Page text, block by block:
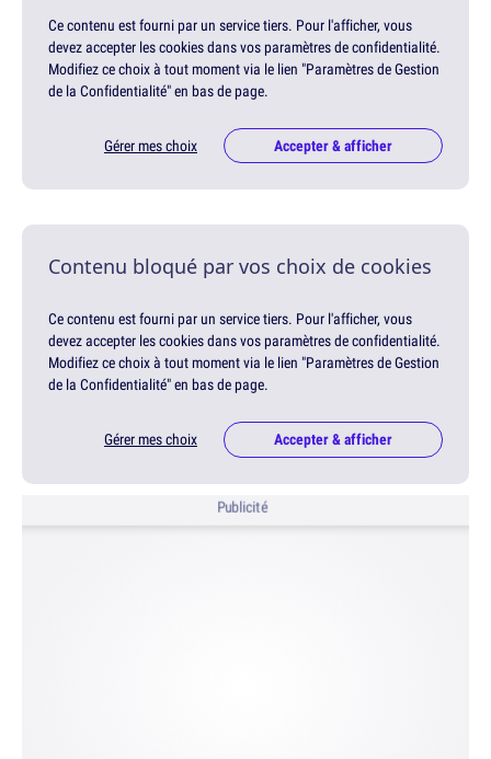
Ce contenu est fourni par un service tiers. Pour l'afficher, vous
devez accepter les cookies dans vos paramètres de confidentialité.
Modifiez ce choix à tout moment via le lien "Paramètres de Gestion
de la Confidentialité" en bas de page.
Gérer mes choix Accepter & afficher
Contenu bloqué par vos choix de cookies
Ce contenu est fourni par un service tiers. Pour l'afficher, vous
devez accepter les cookies dans vos paramètres de confidentialité.
Modifiez ce choix à tout moment via le lien "Paramètres de Gestion
de la Confidentialité" en bas de page.
Gérer mes choix Accepter & afficher
Publicité